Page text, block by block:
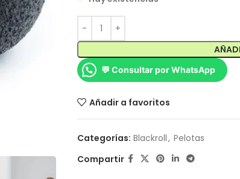
💬 Consultar por WhatsApp
Añadir a favoritos
Categorías: Blackroll, Pelotas
Compartir